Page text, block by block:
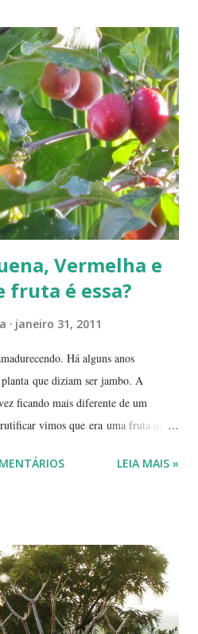
Vermelha e
fruta é essa?
janeiro 31, 2011
Há alguns anos
que diziam ser jambo. A
ficando mais diferente de um
vimos que era uma fruta que
quarto do tamanho de um jambo,
Cada uma das
uma semente dividida.
Essa foto foi feita ontem,
LEIA MAIS »